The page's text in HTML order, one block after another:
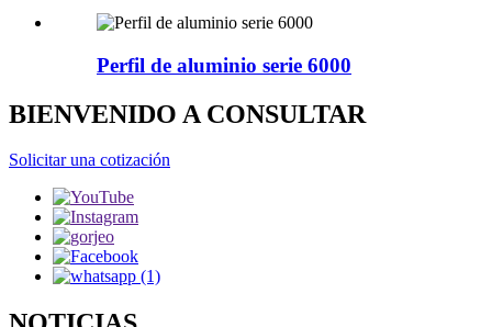
Perfil de aluminio serie 6000
BIENVENIDO A CONSULTAR
Solicitar una cotización